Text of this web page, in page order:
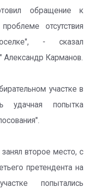
обращение к
отсутствия
- сказал
Александр Карманов.
участке в
удачная попытка
второе место, с
претендента на
попытались